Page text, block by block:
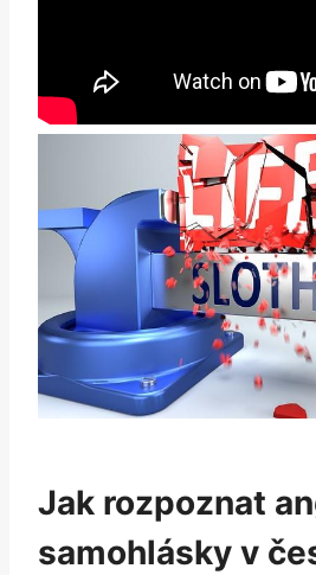
Jak rozpoznat
samohlásky v